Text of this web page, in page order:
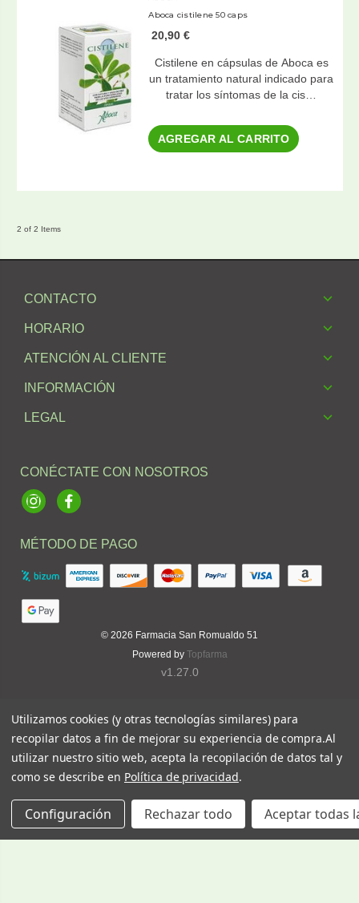
Aboca cistilene 50 caps
20,90 €
Cistilene en cápsulas de Aboca es
un tratamiento natural indicado para
tratar los síntomas de la cis…
AGREGAR AL CARRITO
2 of 2 Items
CONTACTO
HORARIO
ATENCIÓN AL CLIENTE
INFORMACIÓN
LEGAL
CONÉCTATE CON NOSOTROS
InstagramFacebook
MÉTODO DE PAGO
© 2026 Farmacia San Romualdo 51
Powered by Topfarma
v1.27.0
Utilizamos cookies (y otras tecnologías similares) para
recopilar datos a fin de mejorar su experiencia de compra.Al
utilizar nuestro sitio web, acepta la recopilación de datos tal y
como se describe en Política de privacidad.
Configuración Rechazar todo Aceptar todas